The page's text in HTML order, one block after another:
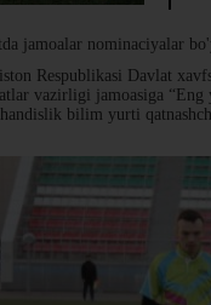
jamoalar nominaciyalar
Respublikasi Davlat
vazirligi jamoasiga
bilim yurti